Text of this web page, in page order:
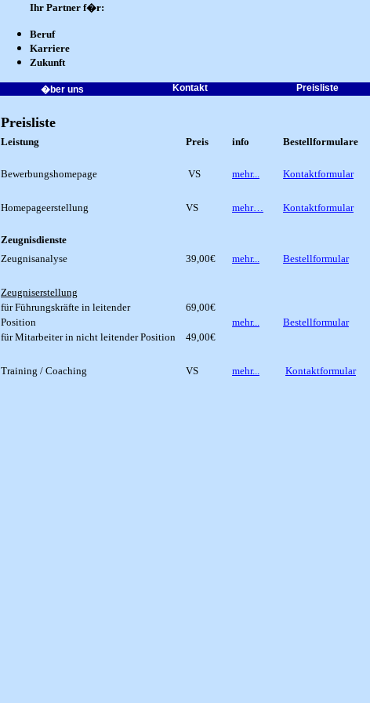
Ihr Partner f�r:
Beruf
Karriere
Zukunft
�ber uns Kontakt Preisliste
Preisliste
Leistung Preis info Bestellformulare
Bewerbungshomepage VS mehr... Kontaktformular
Homepageerstellung VS mehr… Kontaktformular
Zeugnisdienste
Zeugnisanalyse
39,00€ mehr... Bestellformular
Zeugniserstellung
für Führungskräfte in leitender
Position
für Mitarbeiter in nicht leitender Position
69,00€
49,00€
mehr... Bestellformular
Training / Coaching VS mehr... Kontaktformular